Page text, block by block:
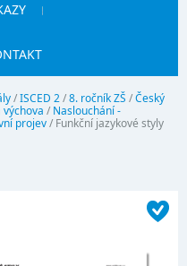
/ISCED 2/8. ročník ZŠ /Český
/ Naslouchání -
projev/ Funkční jazykové styly